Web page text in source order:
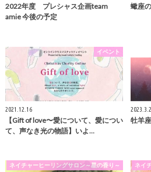
2022年度 プレシャス企画team
amie 今後の予定
蠍座
イベント
2021.12.16
【Gift of love〜愛について、愛につい
て、声なき光の物語】いよ…
牡羊
ネイチャーヒーリングサロン～星の香り～ ネイ